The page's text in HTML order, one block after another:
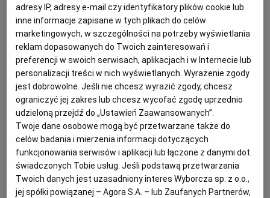
Ustawa Prawo zamówień publicznych w art. 443
stanowi, że zamawiający płaci wynagrodzenie w
częściach, po wykonaniu części umowy, lub
udziela zaliczki na poczet wykonania zamówienia,
w przypadku umów zawieranych na okres dłuższy
niż 12 miesięcy. Ponadto zamawiający
zobowiązany jest do określenia w umowie procentu
wynagrodzenia wypłacanego za poszczególne
części. Procentowa wartość ostatniej części
wynagrodzenia nie może wynosić więcej niż 50
proc. wynagrodzenia należnego wykonawcy.
adresy IP, adresy e-mail czy identyfikatory plików cookie lub
inne informacje zapisane w tych plikach do celów
marketingowych, w szczególności na potrzeby wyświetlania
reklam dopasowanych do Twoich zainteresowań i
preferencji w swoich serwisach, aplikacjach i w Internecie lub
personalizacji treści w nich wyświetlanych. Wyrażenie zgody
jest dobrowolne. Jeśli nie chcesz wyrazić zgody, chcesz
ograniczyć jej zakres lub chcesz wycofać zgodę uprzednio
udzieloną przejdź do „Ustawień Zaawansowanych”.
Twoje dane osobowe mogą być przetwarzane także do
celów badania i mierzenia informacji dotyczących
funkcjonowania serwisów i aplikacji lub łączone z danymi dot.
świadczonych Tobie usług. Jeśli podstawą przetwarzania
Twoich danych jest uzasadniony interes Wyborcza sp. z o.o.,
jej spółki powiązanej – Agora S.A. – lub Zaufanych Partnerów,